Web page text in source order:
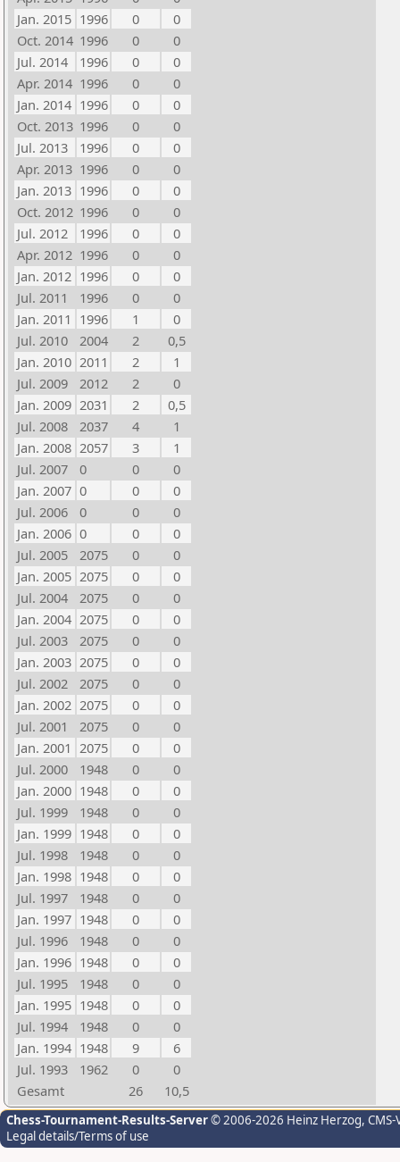
Jan. 2015 1996 0
0
Oct. 2014 1996 0
0
Jul. 2014
1996 0
0
Apr. 2014 1996 0
0
Jan. 2014 1996 0
0
Oct. 2013 1996 0
0
Jul. 2013
1996 0
0
Apr. 2013 1996 0
0
Jan. 2013 1996 0
0
Oct. 2012 1996 0
0
Jul. 2012
1996 0
0
Apr. 2012 1996 0
0
Jan. 2012 1996 0
0
Jul. 2011
1996 0
0
Jan. 2011 1996 1
0
Jul. 2010
2004 2
0,5
Jan. 2010 2011 2
1
Jul. 2009
2012 2
0
Jan. 2009 2031 2
0,5
Jul. 2008
2037 4
1
Jan. 2008 2057 3
1
Jul. 2007
0 0
0
Jan. 2007 0 0
0
Jul. 2006
0 0
0
Jan. 2006 0 0
0
Jul. 2005
2075 0
0
Jan. 2005 2075 0
0
Jul. 2004
2075 0
0
Jan. 2004 2075 0
0
Jul. 2003
2075 0
0
Jan. 2003 2075 0
0
Jul. 2002
2075 0
0
Jan. 2002 2075 0
0
Jul. 2001
2075 0
0
Jan. 2001 2075 0
0
Jul. 2000
1948 0
0
Jan. 2000 1948 0
0
Jul. 1999
1948 0
0
Jan. 1999 1948 0
0
Jul. 1998
1948 0
0
Jan. 1998 1948 0
0
Jul. 1997
1948 0
0
Jan. 1997 1948 0
0
Jul. 1996
1948 0
0
Jan. 1996 1948 0
0
Jul. 1995
1948 0
0
Jan. 1995 1948 0
0
Jul. 1994
1948 0
0
Jan. 1994 1948 9
6
Jul. 1993
1962 0
0
Gesamt
26 10,5
Chess-Tournament-Results-Server© 2006-2026 Heinz Herzog,
Legal details/Terms of use